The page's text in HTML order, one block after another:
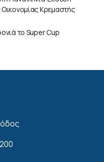
Οικονομίας Κρεμαστής
το Super Cup